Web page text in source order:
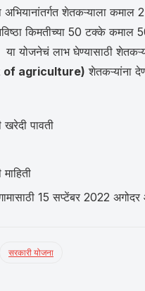
शेतकऱ्याला कमाल
किमतीच्या 50 टक्के कमाल
या योजनेचं लाभ घेण्यासाठी
of agriculture) शेतकऱ्यांना
खरेदी पावती
15 सप्टेंबर 2022
सरकारी योजना